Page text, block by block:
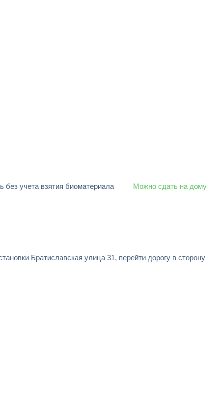
без учета взятия биоматериала Можно сдать на дому
Братиславская улица 31, перейти дорогу в сторону